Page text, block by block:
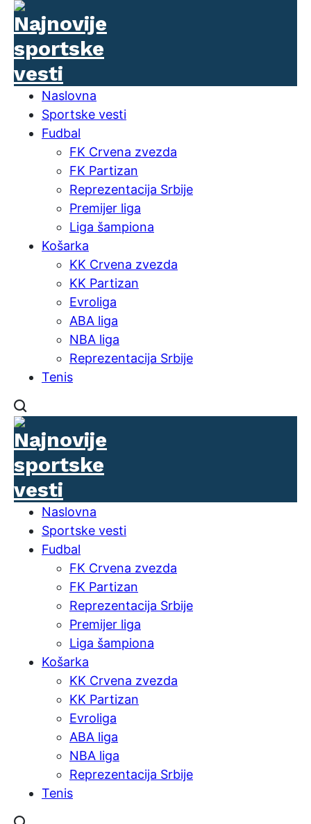
Naslovna
Sportske vesti
Fudbal
FK Crvena zvezda
FK Partizan
Reprezentacija Srbije
Premijer liga
Liga šampiona
Košarka
KK Crvena zvezda
KK Partizan
Evroliga
ABA liga
NBA liga
Reprezentacija Srbije
Tenis
Naslovna
Sportske vesti
Fudbal
FK Crvena zvezda
FK Partizan
Reprezentacija Srbije
Premijer liga
Liga šampiona
Košarka
KK Crvena zvezda
KK Partizan
Evroliga
ABA liga
NBA liga
Reprezentacija Srbije
Tenis